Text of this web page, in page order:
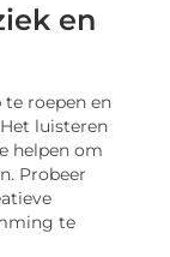
en
roepen en
luisteren
helpen om
Probeer
te